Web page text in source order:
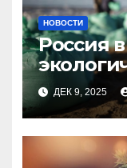
НОВОСТИ
Россия
ДЕК 9, 2025